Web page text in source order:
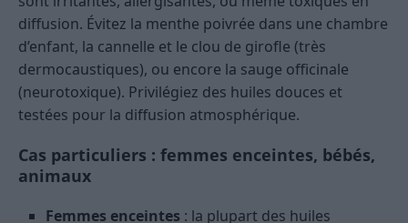
diffusion. Évitez la menthe poivrée dans une chambre
d’enfant, la cannelle et le clou de girofle (très
dermocaustiques), ou encore la sauge officinale
(neurotoxique). Privilégiez des huiles douces et
testées pour la diffusion atmosphérique.
Cas particuliers : femmes enceintes, bébés,
animaux
Femmes enceintes : la plupart des huiles